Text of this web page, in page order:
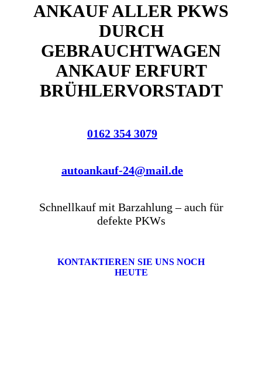
ANKAUF ALLER PKWS
DURCH
GEBRAUCHTWAGEN
ANKAUF ERFURT
BRÜHLERVORSTADT
0162 354 3079
autoankauf-24@mail.de
Schnellkauf mit Barzahlung – auch für
defekte PKWs
KONTAKTIEREN SIE UNS NOCH
HEUTE